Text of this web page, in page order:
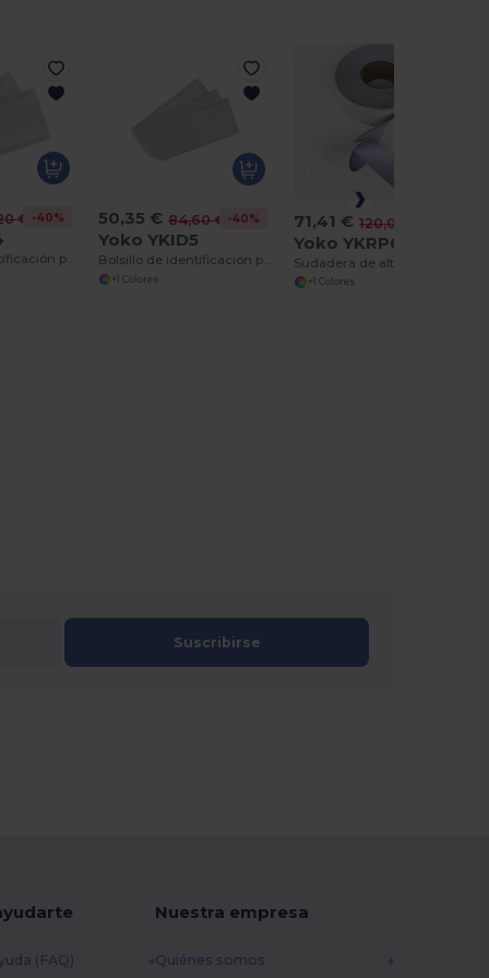
€ -40% 50,35 € 84,60 € -40%
Yoko YKID5
Bolsillo de identificación para aplicar
+1 Colores
71,41 € 120,00 €
Yoko YKRP01
+1 Colores
Suscribirse
(FAQ)
Nuestra empresa
Quiénes somos